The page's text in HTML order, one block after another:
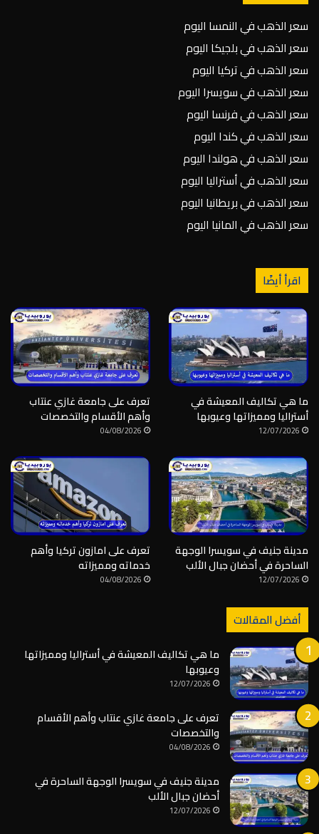
سعر الذهب في النمسا اليوم
سعر الذهب في بلجيكا اليوم
سعر الذهب في تركيا اليوم
سعر الذهب في سويسرا اليوم
سعر الذهب في فرنسا اليوم
سعر الذهب في كندا اليوم
سعر الذهب في هولندا اليوم
سعر الذهب في أستراليا اليوم
سعر الذهب في بريطانيا اليوم
سعر الذهب في المانيا اليوم
اقرأ أيضًا
ما هي تكاليف المعيشة في
أستراليا ومميزاتها وعيوبها
12/07/2026
تعرف على جامعة غازي عنتاب
وأهم الأقسام والتخصصات
04/08/2026
مدينة جنيف في سويسرا الوجهة
الساحرة في أحضان جبال الألب
12/07/2026
تعرف على امازون تركيا وأهم
خدماته ومميزاته
04/08/2026
أفضل المقالات
ما هي تكاليف المعيشة في أستراليا ومميزاتها
وعيوبها
12/07/2026
تعرف على جامعة غازي عنتاب وأهم الأقسام
والتخصصات
04/08/2026
مدينة جنيف في سويسرا الوجهة الساحرة في
أحضان جبال الألب
12/07/2026